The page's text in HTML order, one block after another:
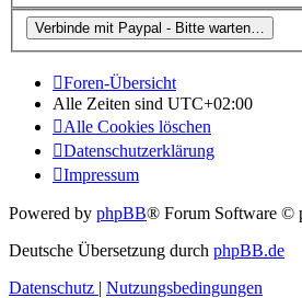
Foren-Übersicht
Alle Zeiten sind UTC+02:00
Alle Cookies löschen
Datenschutzerklärung
Impressum
Powered by phpBB® Forum Software ©
Deutsche Übersetzung durch phpBB.de
Datenschutz
Nutzungsbedingungen